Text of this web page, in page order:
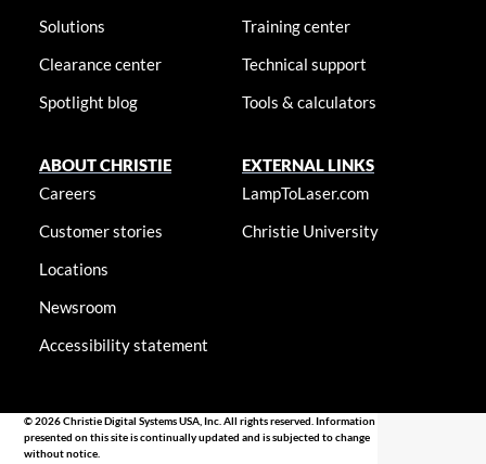
Solutions
Clearance center
Spotlight blog
Training center
Technical support
Tools & calculators
ABOUT CHRISTIE
Careers
Customer stories
Locations
Newsroom
Accessibility statement
EXTERNAL LINKS
LampToLaser.com
Christie University
© 2026 Christie Digital Systems USA, Inc. All rights reserved. Information
presented on this site is continually updated and is subjected to change
without notice.